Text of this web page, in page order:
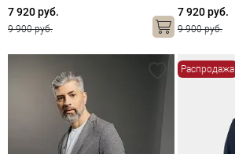
7 920 руб.
9 900 руб.
7 920 руб.
9 900 руб.
Распродажа